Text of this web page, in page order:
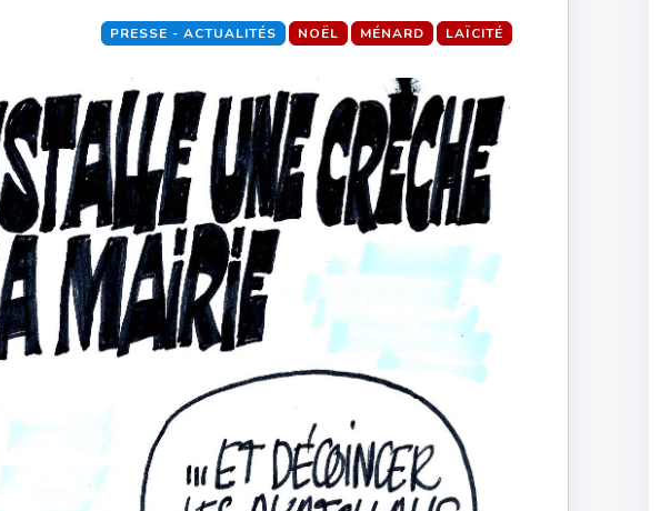
LAÏCITÉ
MÉNARD
NOËL
PRESSE - ACTUALITÉS